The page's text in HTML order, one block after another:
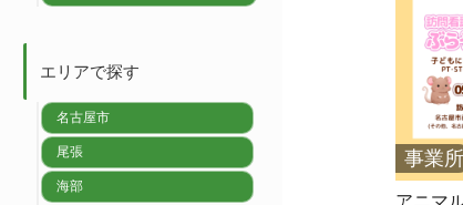
事業所
アニマ
エリアで探す
名古屋市
尾張
海部